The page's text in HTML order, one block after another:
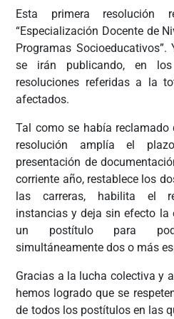
Esta primera resolución
“Especialización Docente de
Programas
se irán publicando, en
resoluciones referidas a la
afectados.
Tal como se había reclamado
resolución amplía el
presentación de
corriente año, restablece los
las carreras, habilita el
instancias y deja sin efecto la
un postítulo para
simultáneamente dos o más
Gracias a la lucha colectiva y
hemos logrado que se
de todos los postítulos en las